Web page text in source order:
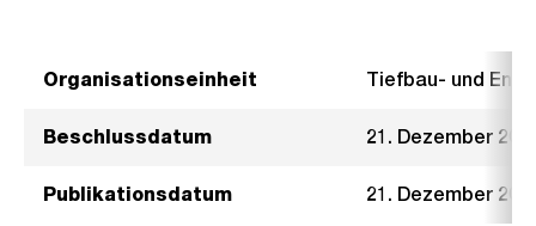
Organisationseinheit Tiefbau- und
Beschlussdatum 21. Dezember
Publikationsdatum 21. Dezember